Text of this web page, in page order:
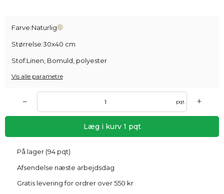
Farve:Naturlig
Størrelse:30x40 cm
Stof:Linen, Bomuld, polyester
Vis alle parametre
– pqt +
Læg i kurv 1 pqt
På lager (94 pqt)
Afsendelse næste arbejdsdag
Gratis levering for ordrer over 550 kr